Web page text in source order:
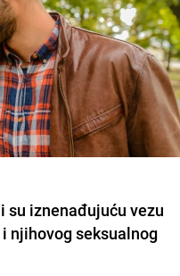
su iznenađujuću vezu
njihovog seksualnog